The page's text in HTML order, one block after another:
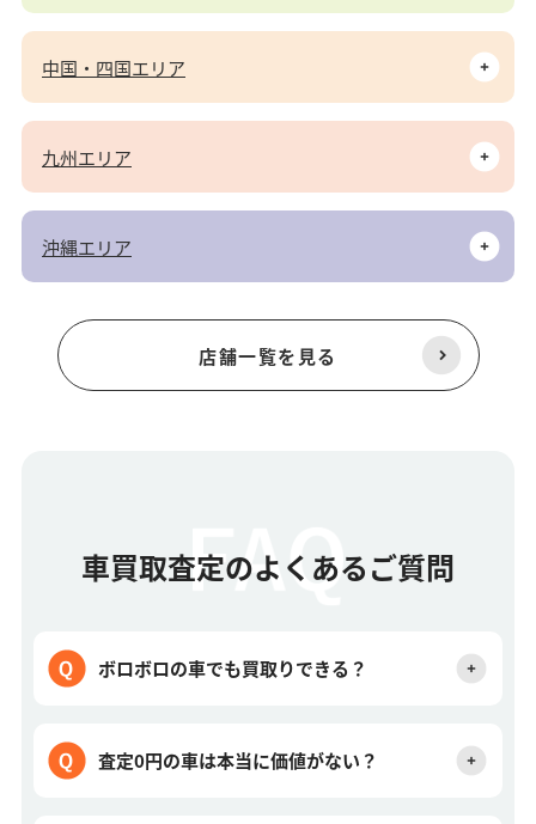
中国・四国エリア
九州エリア
沖縄エリア
店舗一覧を見る
車買取査定のよくあるご質問
ボロボロの車でも買取りできる？
査定0円の車は本当に価値がない？